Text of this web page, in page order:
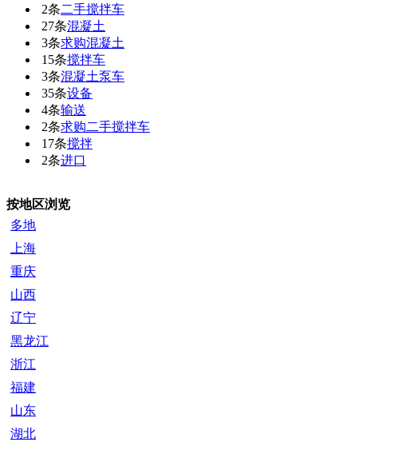
2条二手搅拌车
27条混凝土
3条求购混凝土
15条搅拌车
3条混凝土泵车
35条设备
4条输送
2条求购二手搅拌车
17条搅拌
2条进口
按地区浏览
多地
上海
重庆
山西
辽宁
黑龙江
浙江
福建
山东
湖北